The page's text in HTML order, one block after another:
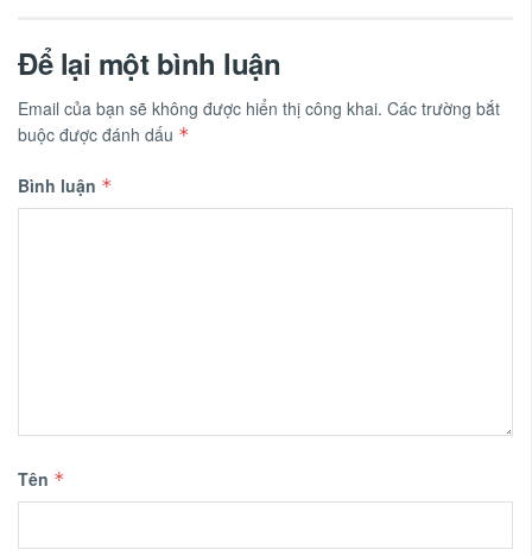
Để lại một bình luận
Email của bạn sẽ không được hiển thị công khai. Các trường bắt
buộc được đánh dấu *
Bình luận *
Tên *